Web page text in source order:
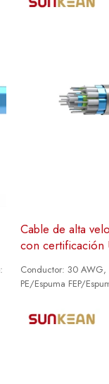
Cable de alta
con certificación
Conductor: 30
PE/Espuma FEP/